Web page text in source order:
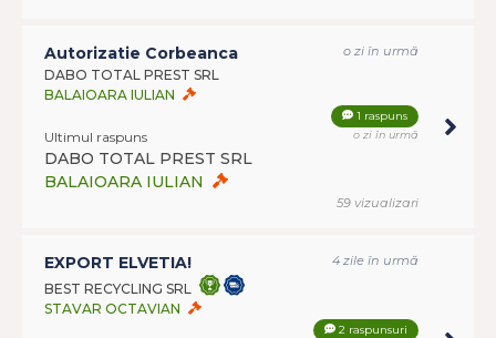
Autorizatie Corbeanca o zi în urmă
DABO TOTAL PREST SRL
BALAIOARA IULIAN
1 raspuns
Ultimul raspuns o zi în urmă
DABO TOTAL PREST SRL
BALAIOARA IULIAN
59 vizualizari
EXPORT ELVETIA! 4 zile în urmă
BEST RECYCLING SRL
STAVAR OCTAVIAN
2 raspunsuri